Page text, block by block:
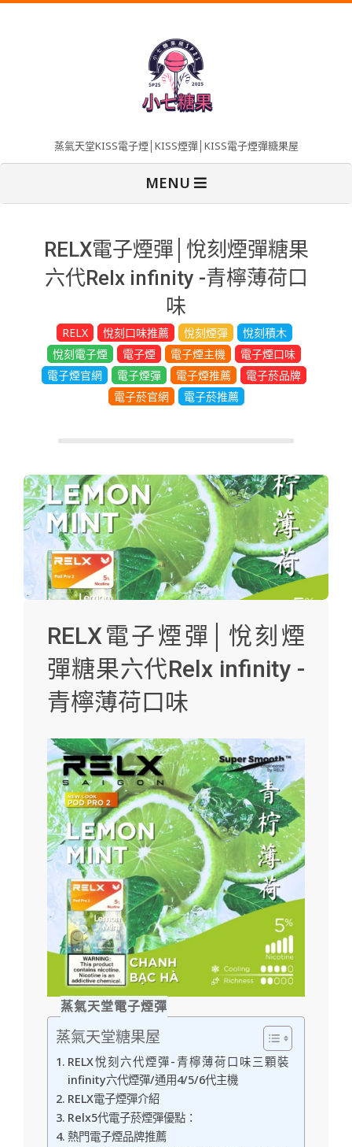
蒸氣天堂KISS電子煙│KISS煙彈│KISS電子煙彈糖果屋
MENU
RELX電子煙彈│悅刻煙彈糖果
六代Relx infinity -青檸薄荷口
味
RELX 悅刻口味推薦 悅刻煙彈
悅刻積木
悅刻電子煙
電子煙 電子煙主機
電子煙口味
電子煙官網
電子煙彈 電子煙推薦
電子菸品牌
電子菸官網
電子菸推薦
RELX電子煙彈│悅刻煙
彈糖果六代Relx infinity -
青檸薄荷口味
蒸氣天堂電子煙彈
蒸氣天堂糖果屋
RELX悅刻六代煙彈-青檸薄荷口味三顆裝
infinity六代煙彈/通用4/5/6代主機
RELX電子煙彈介紹
Relx5代電子菸煙彈優點：
熱門電子煙品牌推薦